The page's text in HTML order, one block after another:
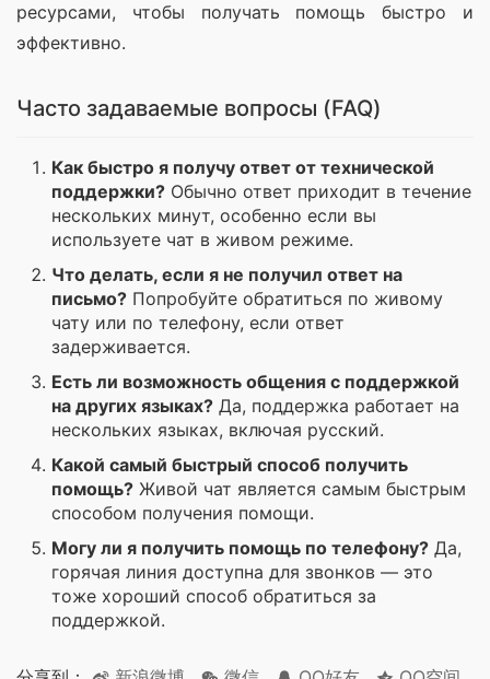
ресурсами, чтобы получать помощь быстро и
эффективно.
Часто задаваемые вопросы (FAQ)
Как быстро я получу ответ от технической
поддержки? Обычно ответ приходит в течение
нескольких минут, особенно если вы
используете чат в живом режиме.
Что делать, если я не получил ответ на
письмо? Попробуйте обратиться по живому
чату или по телефону, если ответ
задерживается.
Есть ли возможность общения с поддержкой
на других языках? Да, поддержка работает на
нескольких языках, включая русский.
Какой самый быстрый способ получить
помощь? Живой чат является самым быстрым
способом получения помощи.
Могу ли я получить помощь по телефону? Да,
горячая линия доступна для звонков — это
тоже хороший способ обратиться за
поддержкой.